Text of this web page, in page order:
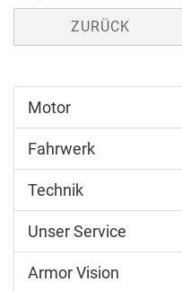
ZURÜCK
Motor
Fahrwerk
Technik
Unser Service
Armor Vision